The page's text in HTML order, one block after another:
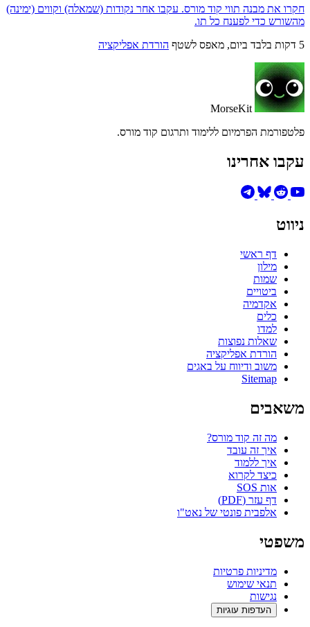
חקרו את מבנה תווי קוד מורס. עקבו אחר נקודות (שמאלה) וקווים (ימינה)
מהשורש כדי לפענח כל תו.
5 דקות בלבד ביום, מאפס לשטף
הורדת אפליקציה
MorseKit
פלטפורמת הפרמיום ללימוד ותרגום קוד מורס.
עקבו אחרינו
ניווט
דף ראשי
מילון
שמות
ביטויים
אקדמיה
כלים
למדו
שאלות נפוצות
הורדת אפליקציה
משוב ודיווח על באגים
Sitemap
משאבים
מה זה קוד מורס?
איך זה עובד
איך ללמוד
כיצד לקרוא
אות SOS
דף עזר (PDF)
אלפבית פונטי של נאט"ו
משפטי
מדיניות פרטיות
תנאי שימוש
נגישות
העדפות עוגיות